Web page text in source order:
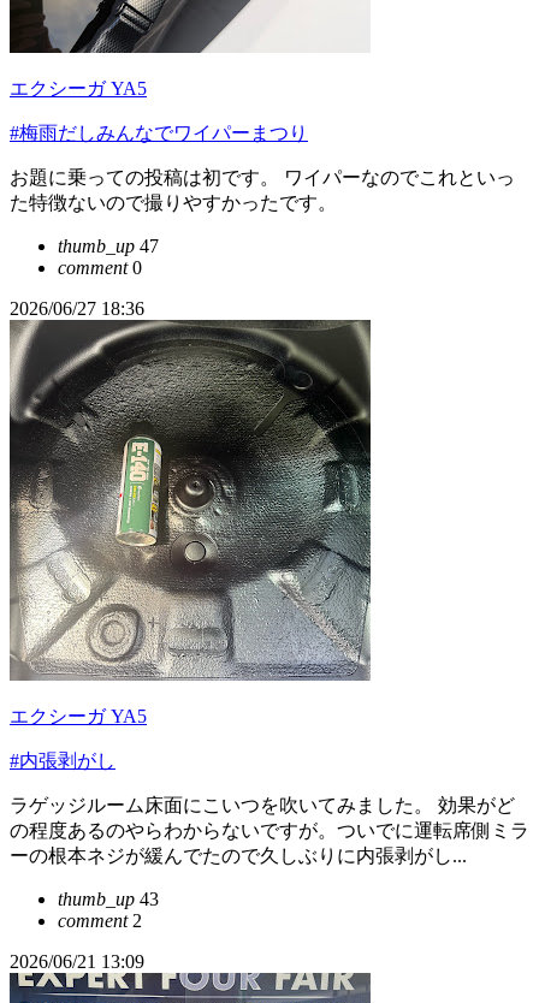
エクシーガ YA5
#梅雨だしみんなでワイパーまつり
お題に乗っての投稿は初です。 ワイパーなのでこれといっ
た特徴ないので撮りやすかったです。
thumb_up 47
comment0
2026/06/27 18:36
エクシーガ YA5
#内張剥がし
ラゲッジルーム床面にこいつを吹いてみました。 効果がど
の程度あるのやらわからないですが。ついでに運転席側ミラ
ーの根本ネジが緩んでたので久しぶりに内張剥がし...
thumb_up 43
comment2
2026/06/21 13:09